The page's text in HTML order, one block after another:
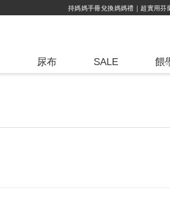
持媽媽手冊兌換媽媽禮｜超實用芬
尿布 SALE 餵